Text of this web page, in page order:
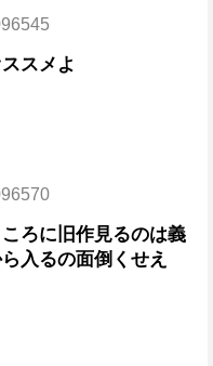
スメよ
ろに旧作見るのは義
入るの面倒くせえ